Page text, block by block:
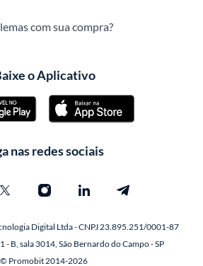
com sua compra?
o Aplicativo
nas redes sociais
Digital Ltda - CNPJ 23.895.251/0001-87
- B, sala 3014, São Bernardo do Campo - SP
© Promobit 2014-2026